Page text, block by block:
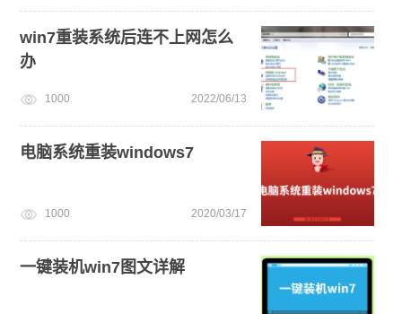
win7重装系统后连不上网怎么
办
1000 2022/06/13
电脑系统重装windows7
1000 2020/03/17
一键装机win7图文详解